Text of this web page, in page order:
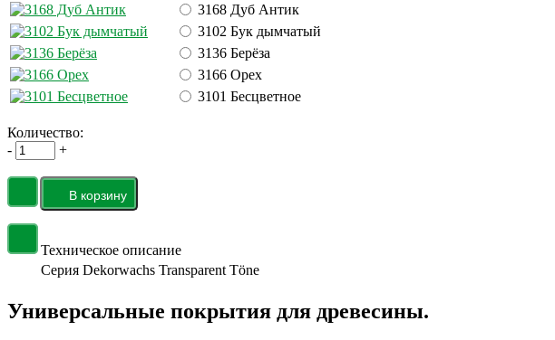
3168 Дуб Антик
3102 Бук дымчатый
3136 Берёза
3166 Орех
3101 Бесцветное
Количество:
-
+
Техническое описание
Серия Dekorwachs Transparent Töne
Универсальные покрытия для древесины.